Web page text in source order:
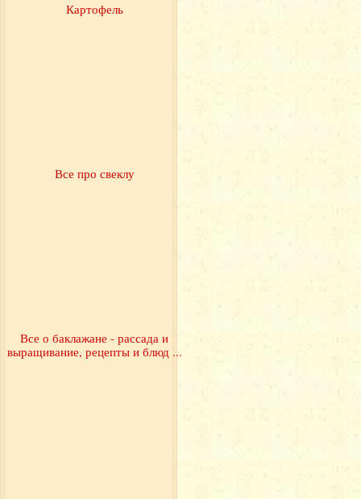
Картофель
Все про свеклу
Все о баклажане - рассада и
выращивание, рецепты и блюд ...